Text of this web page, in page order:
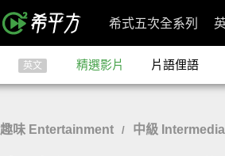
希式五次全系列
英文 精選影片 片語俚語
趣味 Entertainment / 中級